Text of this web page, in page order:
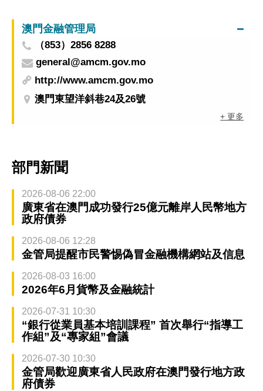
澳門金融管理局
（853）2856 8288
general@amcm.gov.mo
http://www.amcm.gov.mo
澳門東望洋斜巷24及26號
+ 更多
部門新聞
2026-08-06 22:00
廣東省在澳門成功發行25億元離岸人民幣地方
政府債券
2026-08-06 12:28
金管局提醒市民警惕偽冒金融機構網站及信息
2026-08-03 16:00
2026年6月貨幣及金融統計
2026-07-31 10:30
“銀行從業員基本培訓課程” 首次舉行“指導工
作組”及“專家組”會議
2026-07-30 10:30
金管局歡迎廣東省人民政府在澳門發行地方政
府債券